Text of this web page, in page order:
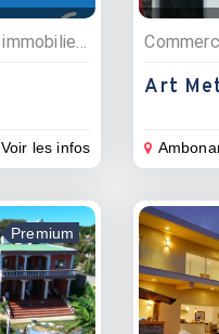
Voir les infos
Art
Premium